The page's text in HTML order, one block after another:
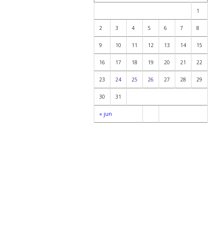
« jun
1
2 3 4 5 6 7 8
9 10 11 12 13 14 15
16 17 18 19 20 21 22
23 24 25 26 27 28 29
30 31